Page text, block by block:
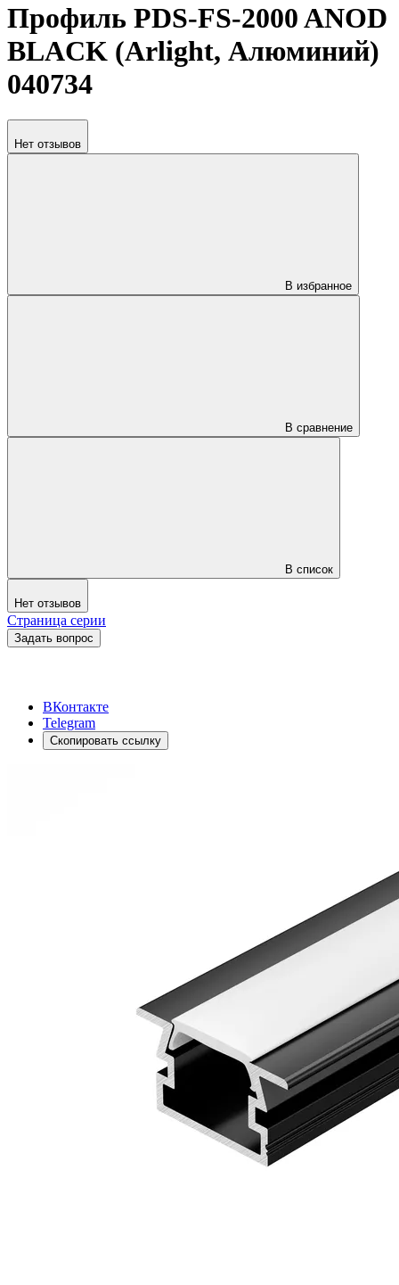
Профиль PDS-FS-2000 ANOD
BLACK (Arlight, Алюминий)
040734
Нет отзывов
В избранное
В сравнение
В список
Нет отзывов
Страница серии
Задать вопрос
ВКонтакте
Telegram
Скопировать ссылку